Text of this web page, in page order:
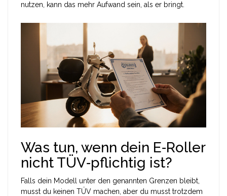
nutzen, kann das mehr Aufwand sein, als er bringt.
Was tun, wenn dein E‑Roller
nicht TÜV‑pflichtig ist?
Falls dein Modell unter den genannten Grenzen bleibt,
musst du keinen TÜV machen, aber du musst trotzdem